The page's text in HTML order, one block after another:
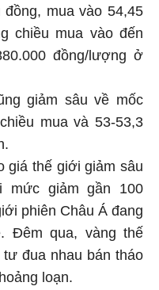
mua vào 54,45
chiều mua vào đến
đồng/lượng ở
giảm sâu về mốc
mua và 53-53,3
giá thế giới giảm sâu
mức giảm gần 100
phiên Châu Á đang
Đêm qua, vàng thế
đua nhau bán tháo
loạn.